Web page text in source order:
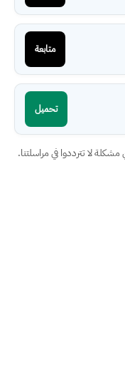
متابعة
تحميل
لا تترددوا في مراسلتنا.